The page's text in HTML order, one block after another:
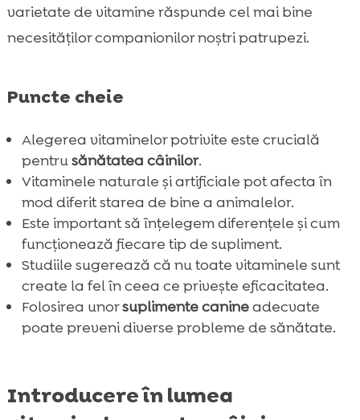
 Importanța vitaminelor în dieta câinilor
 Vitamine naturale vs artificiale pentru câini
pentru câini?
necesitate sau o opțiune?
CricksyDog: O alegere excelentă pentru
sănătatea câinelui vostru
 Alimente naturale vs suplimente vitaminice:
o abordare holistică

Sfaturi pentru alegerea suplimentelor
potrivite pentru câinele vostru
 Cum să recunoaștem vitaminele de calitate
pentru câini?
Concluzie
varietate de vitamine răspunde cel mai bine
necesităților companionilor noștri patrupezi.
Puncte cheie
Alegerea vitaminelor potrivite este crucială
pentrusănătatea câinilor.
Vitaminele naturale și artificiale pot afecta în
mod diferit starea de bine a animalelor.
Este important să înțelegem diferențele și cum
funcționează fiecare tip de supliment.
Studiile sugerează că nu toate vitaminele sunt
create la fel în ceea ce privește eficacitatea.
Folosirea unorsuplimente canineadecvate
poate preveni diverse probleme de sănătate.
Introducere în lumea